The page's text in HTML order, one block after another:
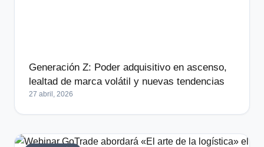
Generación Z: Poder adquisitivo en ascenso,
lealtad de marca volátil y nuevas tendencias
27 abril, 2026